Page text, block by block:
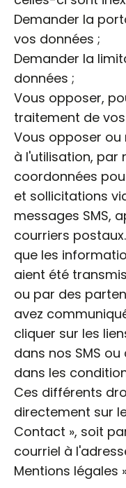
Demander la
vos données ;
Demander la
données ;
Vous opposer,
traitement de
Vous opposer
à l'utilisation, par
coordonnées
et sollicitations
messages SMS,
courriers
que les
aient été
ou par des
avez
cliquer sur les
dans nos SMS
dans les
Ces différents
directement sur
Contact », soit
courriel à
Mentions légales